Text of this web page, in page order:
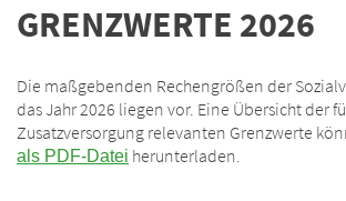
GRENZWERTE 2026
Die maßgebenden Rechengrößen der
das Jahr 2026 liegen vor. Eine Übersicht der
Zusatzversorgung relevanten Grenzwerte
als PDF-Datei herunterladen.